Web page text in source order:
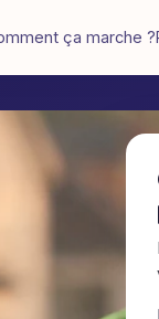
ça marche ?